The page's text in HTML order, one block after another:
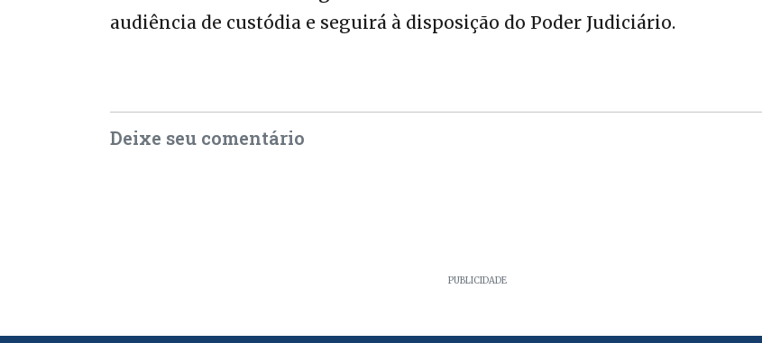
audiência de custódia e seguirá à disposição do Poder Judiciário.
Deixe seu comentário
PUBLICIDADE